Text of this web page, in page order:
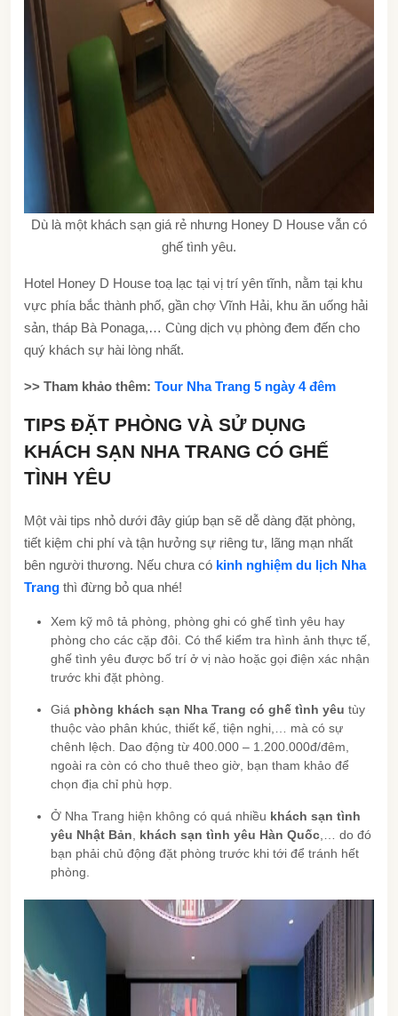
Dù là một khách sạn giá rẻ nhưng Honey D House vẫn có
ghế tình yêu.
Hotel Honey D House toạ lạc tại vị trí yên tĩnh, nằm tại khu
vực phía bắc thành phố, gần chợ Vĩnh Hải, khu ăn uống hải
sản, tháp Bà Ponaga,… Cùng dịch vụ phòng đem đến cho
quý khách sự hài lòng nhất.
>> Tham khảo thêm: Tour Nha Trang 5 ngày 4 đêm
TIPS ĐẶT PHÒNG VÀ SỬ DỤNG
KHÁCH SẠN NHA TRANG CÓ GHẾ
TÌNH YÊU
Một vài tips nhỏ dưới đây giúp bạn sẽ dễ dàng đặt phòng,
tiết kiệm chi phí và tận hưởng sự riêng tư, lãng mạn nhất
bên người thương. Nếu chưa có kinh nghiệm du lịch Nha
Trang thì đừng bỏ qua nhé!
Xem kỹ mô tả phòng, phòng ghi có ghế tình yêu hay
phòng cho các cặp đôi. Có thể kiểm tra hình ảnh thực tế,
ghế tình yêu được bố trí ở vị nào hoặc gọi điện xác nhận
trước khi đặt phòng.
Giá phòng khách sạn Nha Trang có ghế tình yêu tùy
thuộc vào phân khúc, thiết kế, tiện nghi,… mà có sự
chênh lệch. Dao động từ 400.000 – 1.200.000đ/đêm,
ngoài ra còn có cho thuê theo giờ, bạn tham khảo để
chọn địa chỉ phù hợp.
Ở Nha Trang hiện không có quá nhiều khách sạn tình
yêu Nhật Bản
khách sạn tình yêu Hàn Quốc ,… do đó
bạn phải chủ động đặt phòng trước khi tới để tránh hết
phòng.